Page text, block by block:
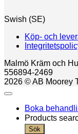
Swish (SE)
Köp- och
Malmö Kräm och
556894-2469
2026 © AB Moorey
Boka
Products
Sök